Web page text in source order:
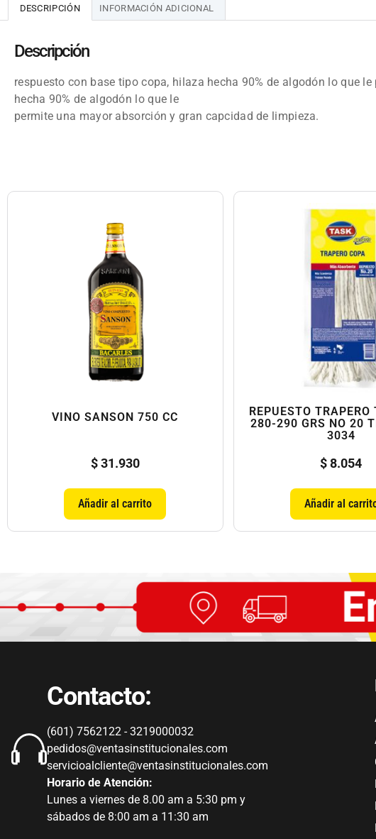
DESCRIPCIÓN INFORMACIÓN ADICIONAL
Descripción
respuesto con base tipo copa, hilaza hecha 90% de algodón lo que
hecha 90% de algodón lo que le
permite una mayor absorción y gran capcidad de limpieza.
VINO SANSON 750 CC
$31.930
Añadir al carrito
REPUESTO TRAPERO
280-290 GRS NO 20
3034
$8.054
Añadir al
Contacto:
(601) 7562122 - 3219000032
pedidos@ventasinstitucionales.com
servicioalcliente@ventasinstitucionales.com
Horario de Atención:
Lunes a viernes de 8.00 am a 5:30 pm y
sábados de 8:00 am a 11:30 am